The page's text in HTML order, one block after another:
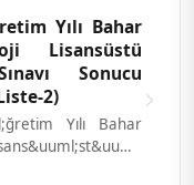
Yılı Bahar
Lisansüstü
Sonucu
2)
Yılı Bahar
ilgi...